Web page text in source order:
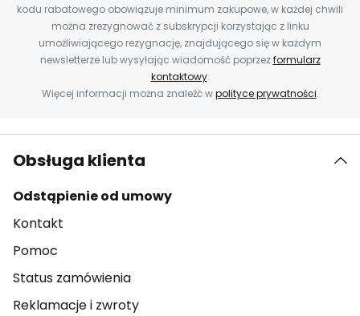
kodu rabatowego obowiązuje minimum zakupowe, w każdej chwili
można zrezygnować z subskrypcji korzystając z linku
umożliwiającego rezygnację, znajdującego się w każdym
newsletterze lub wysyłając wiadomość poprzezformularz
kontaktowy.
Więcej informacji można znaleźć wpolityce prywatności.
Obsługa klienta
Odstąpienie od umowy
Kontakt
Pomoc
Status zamówienia
Reklamacje i zwroty